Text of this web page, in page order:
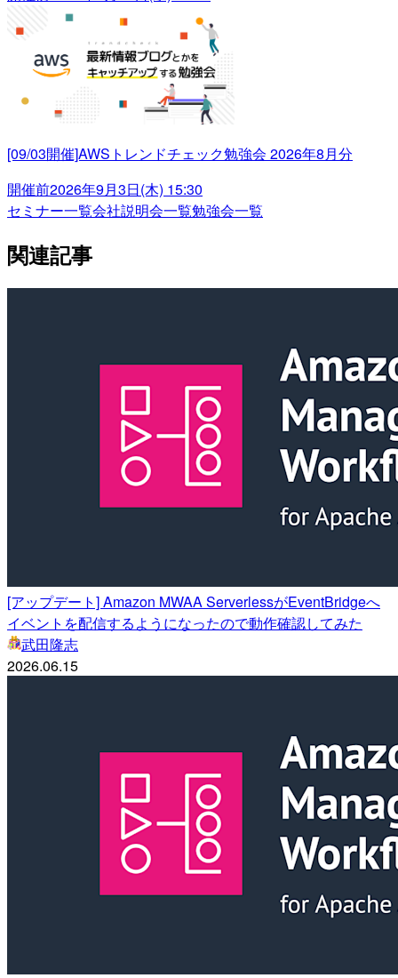
[09/03開催]AWSトレンドチェック勉強会 2026年8月分
開催前2026年9月3日(木) 15:30
セミナー一覧会社説明会一覧勉強会一覧
関連記事
[アップデート] Amazon MWAA ServerlessがEventBridgeへ
イベントを配信するようになったので動作確認してみた
武田隆志
2026.06.15